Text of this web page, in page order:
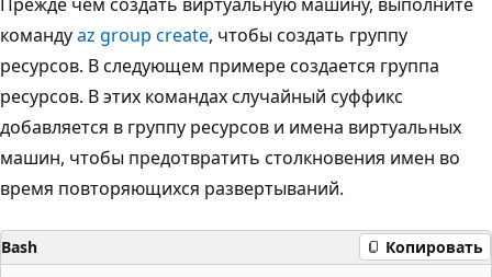
командуaz group create, чтобы создать группу
ресурсов. В следующем примере создается группа
ресурсов. В этих командах случайный суффикс
добавляется в группу ресурсов и имена виртуальных
машин, чтобы предотвратить столкновения имен во
время повторяющихся развертываний.
Bash Копировать